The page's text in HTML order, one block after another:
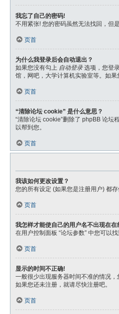
我忘了自己的密码!
不用紧张! 您的密码虽然无法找回，但
页首
为什么我登录后会自动退出？
如果您没有勾上 自动登录选项，您登
馆，网吧，大学计算机实验室等。如
页首
“清除论坛 cookie” 是什么意思？
“清除论坛 cookie”删除了 phpBB 论
以帮到您。
页首
我该如何更改设置？
您的所有设定 (如果您是注册用户) 都
页首
我怎样才能使自己的用户名不出现在在
在用户控制面板 “论坛参数” 中您可以
页首
显示的时间不正确!
一般很少出现服务器时间不准的情况
如果您还未注册，就请尽快注册吧。
页首